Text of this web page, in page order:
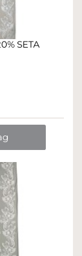
SETA